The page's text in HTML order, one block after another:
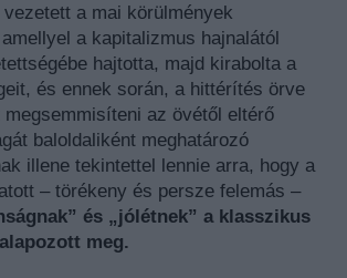
a mai körülmények
a kapitalizmus hajnalától
hajtotta, majd kirabolta a
és ennek során, a hittérítés örve
az övétől eltérő
baloldaliként meghatározó
illene tekintettel lennie arra, hogy a
– törékeny és persze felemás –
és „jólétnek” a klasszikus
meg.